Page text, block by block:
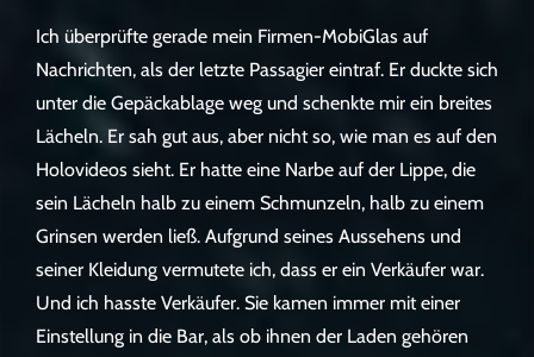
Ich überprüfte gerade mein Firmen-MobiGlas auf
Nachrichten, als der letzte Passagier eintraf. Er duckte sich
unter die Gepäckablage weg und schenkte mir ein breites
Lächeln. Er sah gut aus, aber nicht so, wie man es auf den
Holovideos sieht. Er hatte eine Narbe auf der Lippe, die
sein Lächeln halb zu einem Schmunzeln, halb zu einem
Grinsen werden ließ. Aufgrund seines Aussehens und
seiner Kleidung vermutete ich, dass er ein Verkäufer war.
Und ich hasste Verkäufer. Sie kamen immer mit einer
Einstellung in die Bar, als ob ihnen der Laden gehören